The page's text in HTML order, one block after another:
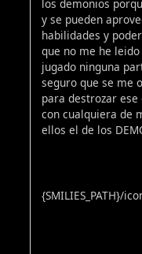
los demonios
y se pueden
habilidades y
que no me he
jugado ninguna
seguro que se me
para destrozar
con cualquiera de
ellos el de los
{SMILIES_PATH}/